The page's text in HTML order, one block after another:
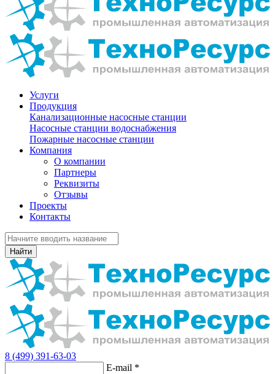
Услуги
Продукция
Канализационные насосные станции
Насосные станции водоснабжения
Пожарные насосные станции
Компания
О компании
Партнеры
Реквизиты
Отзывы
Проекты
Контакты
Найти
8 (499) 391-63-03
E-mail *